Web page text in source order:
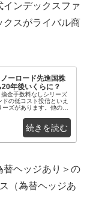
インデックスファ
クスがライバル商
ーロード先進国株
年後いくらに？
金手数料なしシリーズ
の低コスト投信といえ
ズがあります。他のシ
替ヘッジあり＞の
（為替ヘッジあ